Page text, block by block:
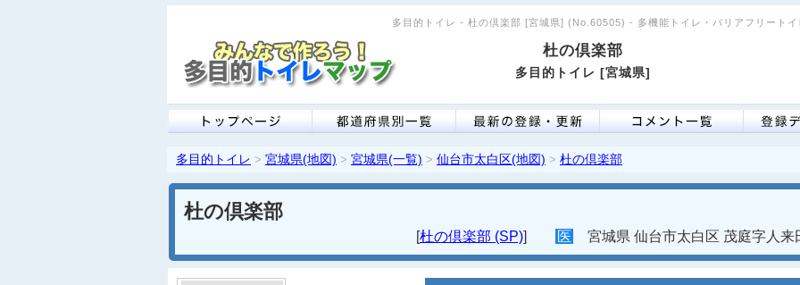
多目的トイレ - 杜の倶楽部 [宮城県] (No.60505) - 多機能トイレ・バリアフリートイ
杜の倶楽部
多目的トイレ [宮城県]
多目的トイレ > 宮城県(地図) > 宮城県(一覧) > 仙台市太白区(地図) > 杜の倶楽部
杜の倶楽部
[杜の倶楽部 (SP)] 医 宮城県 仙台市太白区 茂庭字人来